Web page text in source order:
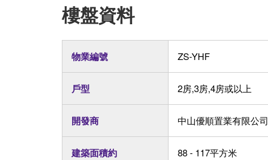
樓盤資料
物業編號 ZS-YHF
戶型 2房,3房,4房或以上
開發商 中山優順置業有限公司
建築面積約 88 - 117平方米